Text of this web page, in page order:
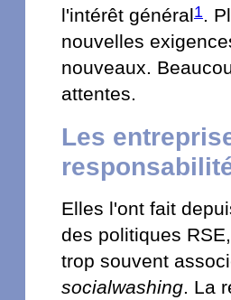
l'intérêt général 1.
nouvelles
nouveaux.
attentes.
Les
Elles l'ont fait
des politiques
trop souvent
socialwashing. La